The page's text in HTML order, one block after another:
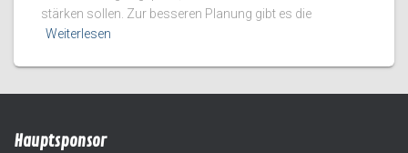
stärken sollen. Zur besseren Planung gibt es die
Weiterlesen
Hauptsponsor